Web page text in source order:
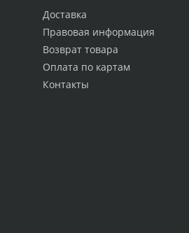
Доставка
Правовая информация
Возврат товара
Оплата по картам
Контакты